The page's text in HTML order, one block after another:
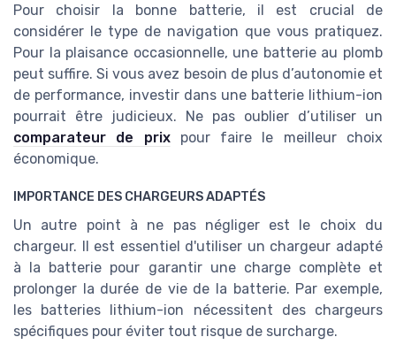
Pour choisir la bonne batterie, il est crucial de
considérer le type de navigation que vous pratiquez.
Pour la plaisance occasionnelle, une batterie au plomb
peut suffire. Si vous avez besoin de plus d’autonomie et
de performance, investir dans une batterie lithium-ion
pourrait être judicieux. Ne pas oublier d’utiliser un
comparateur de prixpour faire le meilleur choix
économique.
IMPORTANCE DES CHARGEURS ADAPTÉS
Un autre point à ne pas négliger est le choix du
chargeur. Il est essentiel d'utiliser un chargeur adapté
à la batterie pour garantir une charge complète et
prolonger la durée de vie de la batterie. Par exemple,
les batteries lithium-ion nécessitent des chargeurs
spécifiques pour éviter tout risque de surcharge.